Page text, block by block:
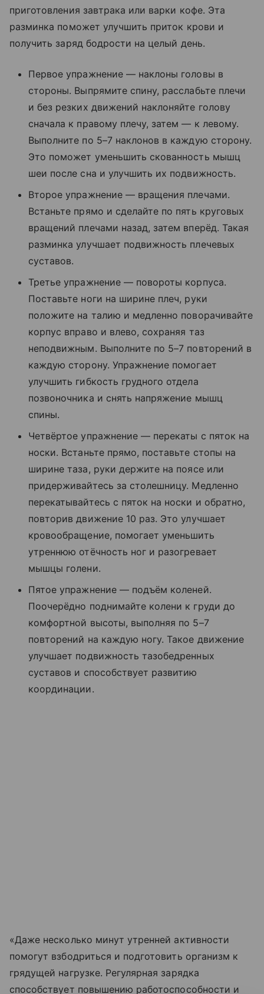
приготовления завтрака или варки кофе. Эта
разминка поможет улучшить приток крови и
получить заряд бодрости на целый день.
Первое упражнение — наклоны головы в
стороны. Выпрямите спину, расслабьте плечи
и без резких движений наклоняйте голову
сначала к правому плечу, затем — к левому.
Выполните по 5–7 наклонов в каждую сторону.
Это поможет уменьшить скованность мышц
шеи после сна и улучшить их подвижность.
Второе упражнение — вращения плечами.
Встаньте прямо и сделайте по пять круговых
вращений плечами назад, затем вперёд. Такая
разминка улучшает подвижность плечевых
суставов.
Третье упражнение — повороты корпуса.
Поставьте ноги на ширине плеч, руки
положите на талию и медленно поворачивайте
корпус вправо и влево, сохраняя таз
неподвижным. Выполните по 5–7 повторений в
каждую сторону. Упражнение помогает
улучшить гибкость грудного отдела
позвоночника и снять напряжение мышц
спины.
Четвёртое упражнение — перекаты с пяток на
носки. Встаньте прямо, поставьте стопы на
ширине таза, руки держите на поясе или
придерживайтесь за столешницу. Медленно
перекатывайтесь с пяток на носки и обратно,
повторив движение 10 раз. Это улучшает
кровообращение, помогает уменьшить
утреннюю отёчность ног и разогревает
мышцы голени.
Пятое упражнение — подъём коленей.
Поочерёдно поднимайте колени к груди до
комфортной высоты, выполняя по 5–7
повторений на каждую ногу. Такое движение
улучшает подвижность тазобедренных
суставов и способствует развитию
координации.
«Даже несколько минут утренней активности
помогут взбодриться и подготовить организм к
грядущей нагрузке. Регулярная зарядка
способствует повышению работоспособности и